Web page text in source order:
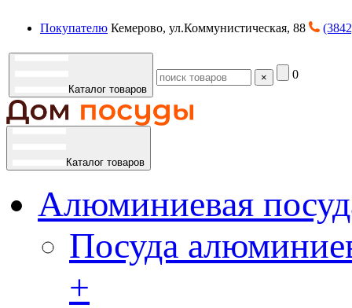
Покупателю Кемерово, ул.Коммунистическая, 88
Каталог товаров
× 0
Каталог товаров
Алюминиевая
Посуда
+